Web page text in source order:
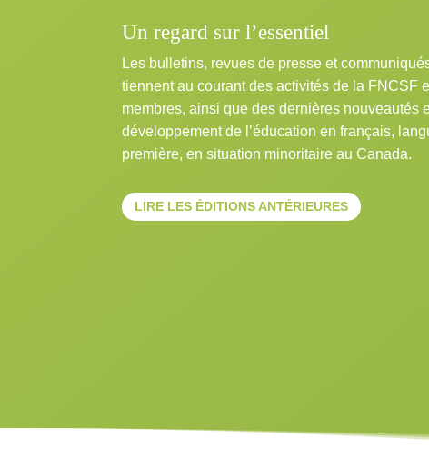
Un regard sur l’essentiel
Les bulletins, revues de presse et
tiennent au courant des activités de la FNCSF
membres, ainsi que des dernières nouveautés
développement de l’éducation en français,
première, en situation minoritaire au Canada.
LIRE LES ÉDITIONS ANTÉRIEURES